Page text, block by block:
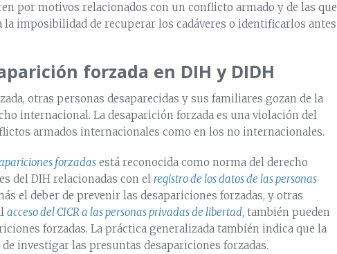
por motivos relacionados con un conflicto armado y de las que
imposibilidad de recuperar los cadáveres o identificarlos antes
forzada en DIH y DIDH
otras personas desaparecidas y sus familiares gozan de la
internacional. La desaparición forzada es una violación del
armados internacionales como en los no internacionales.
forzadas está reconocida como norma del derecho
del DIH relacionadas con el registro de los datos de las personas
el deber de prevenir las desapariciones forzadas, y otras
acceso del CICR a las personas privadas de libertad, también pueden
forzadas. La práctica generalizada también indica que la
investigar las presuntas desapariciones forzadas.